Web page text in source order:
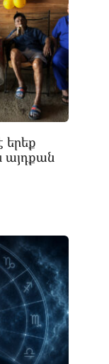
երեք
այդքան